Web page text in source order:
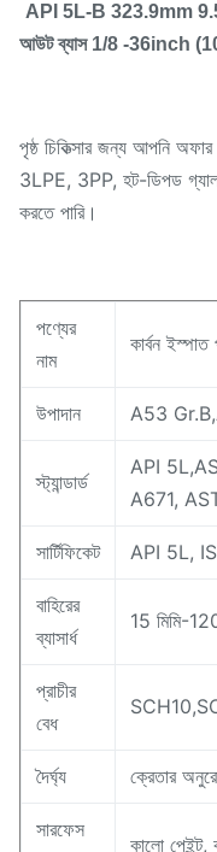
API 5L-B 323.9mm
আউট ব্যাস 1/8 -36inch
পৃষ্ঠ চিকিত্সার জন্য আপনি
3LPE, 3PP, হট-ডিপড
করতে পারি।
পণ্যের
নাম
কার্বন ইস্পাত
উপাদান A53
স্ট্যান্ডার্ড
API
A671,
সার্টিফিকেট API 5L,
বাহিরের
ব্যাসার্ধ
15 মিমি-
প্রাচীর
বেধ
দৈর্ঘ্য ক্রেতার
সারফেস
কালো পেইন্ট,